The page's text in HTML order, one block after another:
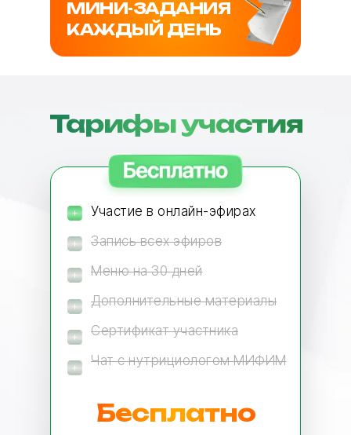
МИНИ-ЗАДАНИЯ
КАЖДЫЙ ДЕНЬ
Тарифы участия
Участие в онлайн-эфирах
Запись всех эфиров
Меню на 30 дней
Дополнительные материалы
Сертификат участника
Чат с нутрициологом МИФИМ
Бесплатно